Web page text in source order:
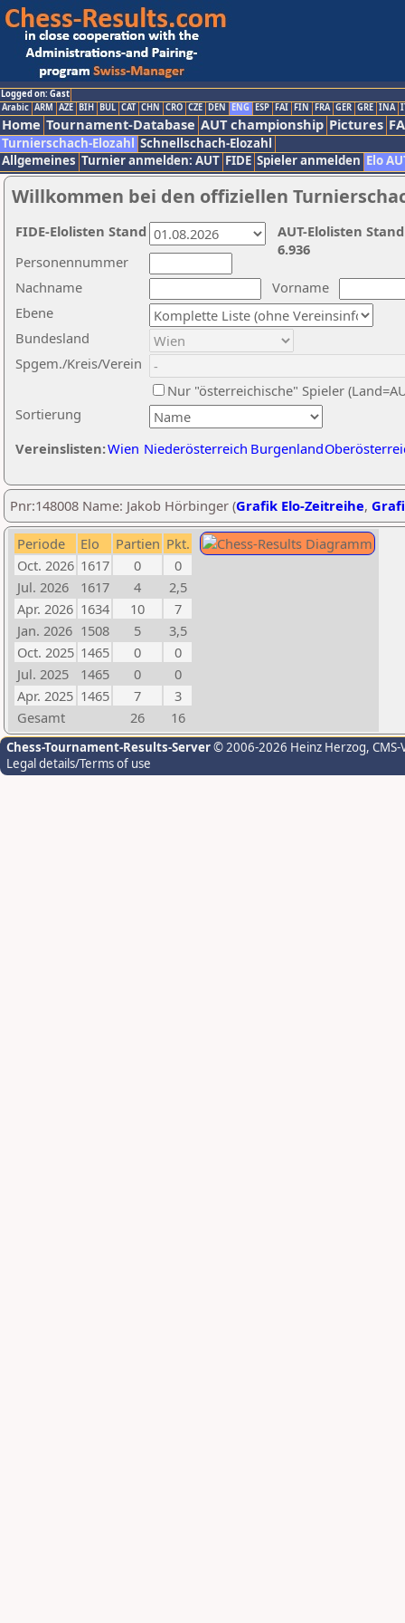
Logged on: Gast
Arabic ARM AZE BIH BUL CAT CHN CRO CZE DEN ENG ESP FAI FIN FRA GER GRE INA
Home Tournament-Database AUT championship Pictures
Turnierschach-Elozahl Schnellschach-Elozahl
Allgemeines Turnier anmelden: AUT FIDE Spieler anmelden Elo
Willkommen bei den offiziellen
Nachname
Vorname
Ebene
Sortierung
Personennummer
Bundesland
Spgem./Kreis/Verein
Nur "österreichische" Spieler
Vereinslisten:Wien Niederösterreich Burgenland
AUT-Elolisten
6.936
FIDE-Elolisten Stand
Pnr:148008 Name: Jakob Hörbinger (Grafik Elo-Zeitreihe,
Periode Elo Partien Pkt.
Oct. 2026 1617 0
0
Jul. 2026
1617 4
2,5
Apr. 2026 1634 10
7
Jan. 2026 1508 5
3,5
Oct. 2025 1465 0
0
Jul. 2025
1465 0
0
Apr. 2025 1465 7
3
Gesamt
26 16
Chess-Tournament-Results-Server© 2006-2026 Heinz Herzog,
Legal details/Terms of use